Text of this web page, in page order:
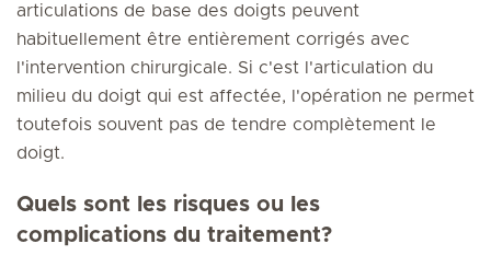
articulations de base des doigts peuvent
habituellement être entièrement corrigés avec
l'intervention chirurgicale. Si c'est l'articulation du
milieu du doigt qui est affectée, l'opération ne permet
toutefois souvent pas de tendre complètement le
doigt.
Quels sont les risques ou les
complications du traitement?